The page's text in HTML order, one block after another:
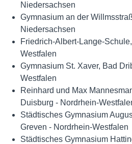
Niedersachsen
Gymnasium an der
Niedersachsen
Friedrich-Albert-Lange-
Westfalen
Gymnasium St. Xaver, Bad
Westfalen
Reinhard und Max
Duisburg - Nordrhein-
Städtisches Gymnasium
Greven - Nordrhein-Westfalen
Städtisches Gymnasium